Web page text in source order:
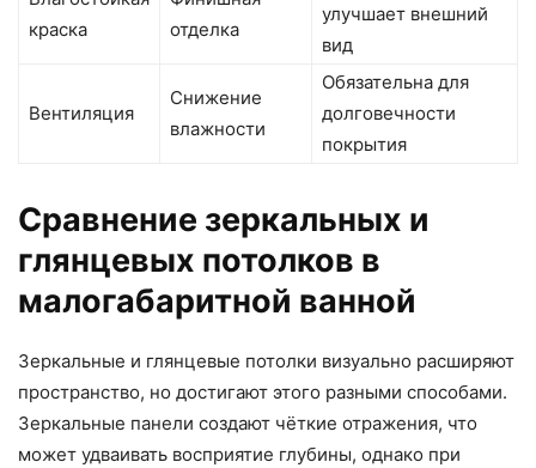
краска
отделка
улучшает внешний
вид
Вентиляция
Снижение
влажности
Обязательна для
долговечности
покрытия
Сравнение зеркальных и
глянцевых потолков в
малогабаритной ванной
Зеркальные и глянцевые потолки визуально расширяют
пространство, но достигают этого разными способами.
Зеркальные панели создают чёткие отражения, что
может удваивать восприятие глубины, однако при